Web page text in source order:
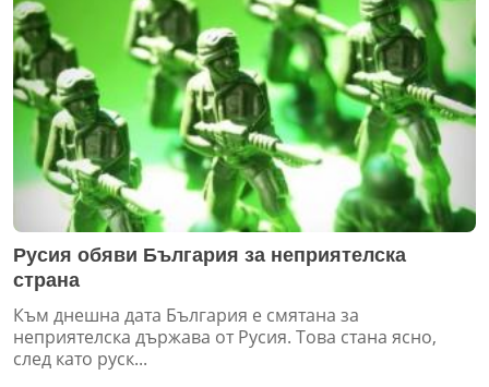
Русия обяви България за неприятелска
страна
Към днешна дата България е смятана за
неприятелска държава от Русия. Това стана ясно,
след като руск...